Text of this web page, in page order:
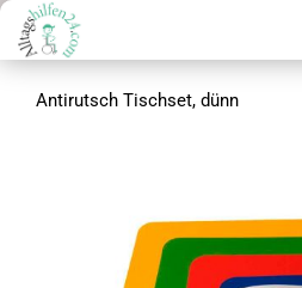
Antirutsch Tischset, dünn